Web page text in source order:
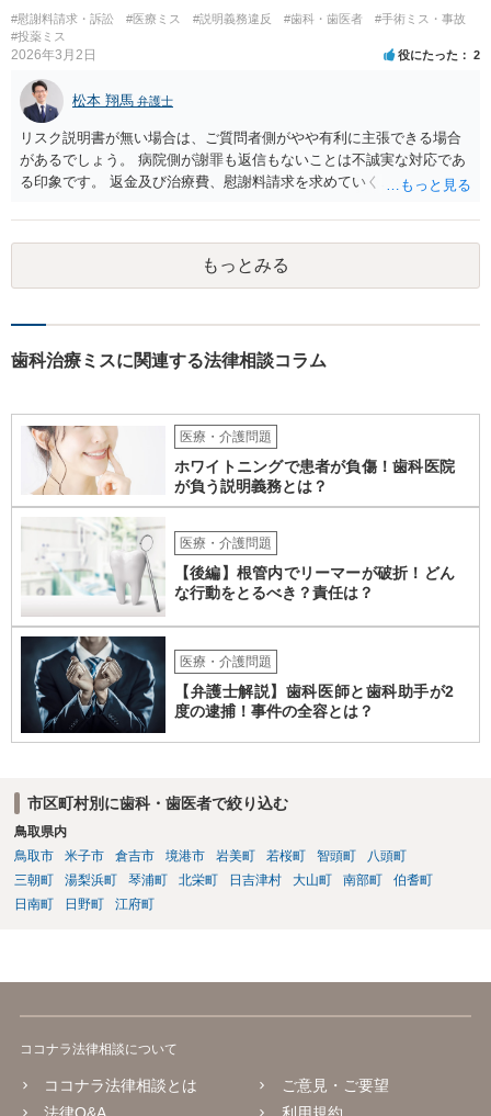
#慰謝料請求・訴訟 #医療ミス #説明義務違反 #歯科・歯医者
#手術ミス・事故
#投薬ミス
2026年3月2日 役にたった 2
松本 翔馬 弁護士
リスク説明書が無い場合は、ご質問者側がやや有利に主張できる場合
があるでしょう。 病院側が謝罪も返信もないことは不誠実な対応であ
る印象です。 返金及び治療費、慰謝料請求を求めていくことになるか
代理人として病院側との交渉窓口となることも方法の一つです。 ご自
身で内容証明を出される場合、書面にご質問者の不利になる事情を記
載した場合はそれ以降の交渉ハードルが上がってしまうため慎重に検
討されるとよいでしょう。
もっとみる
歯科治療ミスに関連する法律相談コラム
医療・介護問題
ホワイトニングで患者が負傷！歯科医院
が負う説明義務とは？
医療・介護問題
【後編】根管内でリーマーが破折！どん
な行動をとるべき？責任は？
医療・介護問題
【弁護士解説】歯科医師と歯科助手が2
度の逮捕！事件の全容とは？
市区町村別に歯科・歯医者で絞り込む
鳥取県内
鳥取市
米子市 倉吉市 境港市 岩美町 若桜町 智頭町
八頭町
三朝町
湯梨浜町 琴浦町 北栄町 日吉津村 大山町 南部町
伯耆町
日南町
日野町 江府町
ココナラ法律相談について
ココナラ法律相談とは
ご意見・ご要望